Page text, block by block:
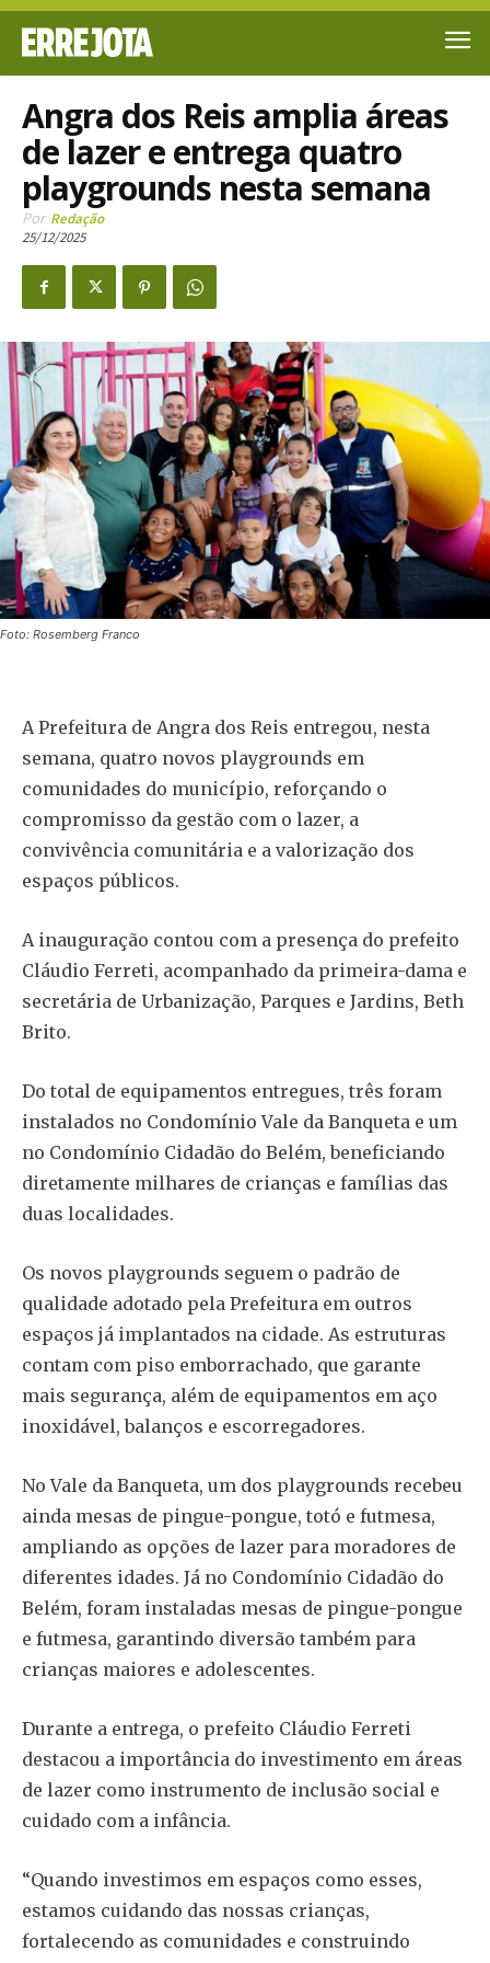
Angra dos Reis amplia áreas
de lazer e entrega quatro
playgrounds nesta semana
Por Redação
25/12/2025
Foto: Rosemberg Franco
A Prefeitura de Angra dos Reis entregou, nesta
semana, quatro novos playgrounds em
comunidades do município, reforçando o
compromisso da gestão com o lazer, a
convivência comunitária e a valorização dos
espaços públicos.
A inauguração contou com a presença do prefeito
Cláudio Ferreti, acompanhado da primeira-dama e
secretária de Urbanização, Parques e Jardins, Beth
Brito.
Do total de equipamentos entregues, três foram
instalados no Condomínio Vale da Banqueta e um
no Condomínio Cidadão do Belém, beneficiando
diretamente milhares de crianças e famílias das
duas localidades.
Os novos playgrounds seguem o padrão de
qualidade adotado pela Prefeitura em outros
espaços já implantados na cidade. As estruturas
contam com piso emborrachado, que garante
mais segurança, além de equipamentos em aço
inoxidável, balanços e escorregadores.
No Vale da Banqueta, um dos playgrounds recebeu
ainda mesas de pingue-pongue, totó e futmesa,
ampliando as opções de lazer para moradores de
diferentes idades. Já no Condomínio Cidadão do
Belém, foram instaladas mesas de pingue-pongue
e futmesa, garantindo diversão também para
crianças maiores e adolescentes.
Durante a entrega, o prefeito Cláudio Ferreti
destacou a importância do investimento em áreas
de lazer como instrumento de inclusão social e
cuidado com a infância.
“Quando investimos em espaços como esses,
estamos cuidando das nossas crianças,
fortalecendo as comunidades e construindo